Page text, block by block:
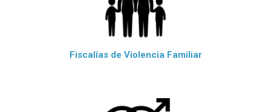
Fiscalías de Violencia Familiar